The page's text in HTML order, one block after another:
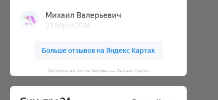
Далаком на карте Москвы — Яндекс Карты